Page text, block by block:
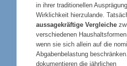
in ihrer traditionellen
Wirklichkeit hierzulande.
aussagekräftige Vergleiche
verschiedenen
wenn sie sich allein auf die
Abgabenbelastung
dokumentieren die jährlichen